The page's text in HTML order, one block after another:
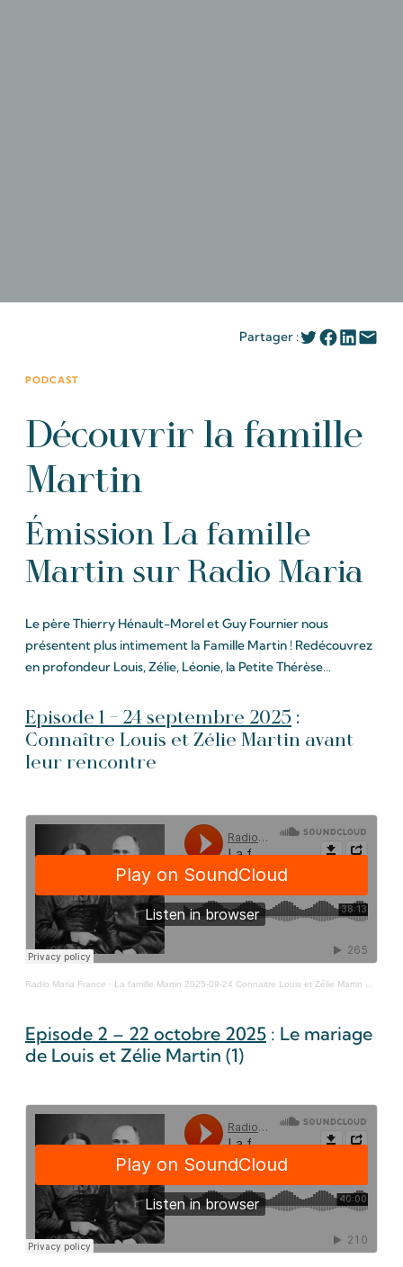
Partager :
PODCAST
Découvrir la famille
Martin
Émission La famille
Martin sur Radio Maria
Le père Thierry Hénault-Morel et Guy Fournier nous
présentent plus intimement la Famille Martin ! Redécouvrez
en profondeur Louis, Zélie, Léonie, la Petite Thérèse…
Episode 1 – 24 septembre 2025 :
Connaître Louis et Zélie Martin avant
leur rencontre
Radio Maria France · La famille Martin 2025-09-24 Connaitre Louis et Zélie Martin avant leur rencontre
Episode 2 – 22 octobre 2025 : Le mariage
de Louis et Zélie Martin (1)